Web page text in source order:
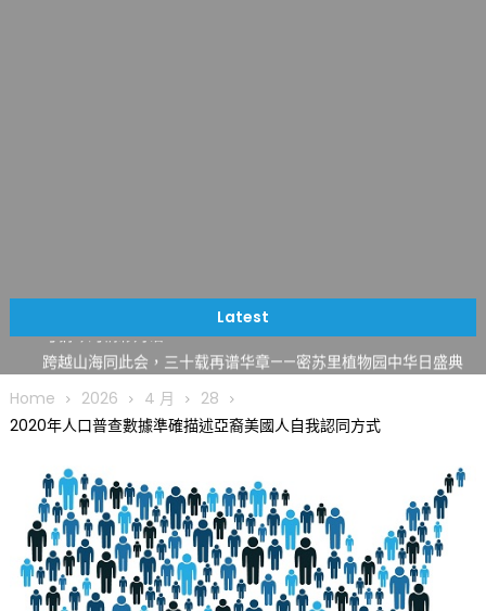
Latest
筝声与琴韵交汇：刘励(Li Statler)与钢琴家Darek演绎一场古筝
跨越山海同此会，三十载再谱华章——密苏里植物园中华日盛典
圆满举行
圣路易龙舟俱乐部5月16日龙舟体验日 邀请各界亲身体验划行乐
趣 + 水上竞速魅力
三十二载跨越时空的相逢
执掌密苏里植物园近四十年 致力推动全球植物多样性研究与中美
合作 Peter Raven 博士逝世 享年89岁
一晃三十年，初夏又相逢。中华日，等你来赴约 —— 密苏里植物
园“中华日三十周年特别报道（五）
筝声与琴韵交汇：刘励(Li Statler)与钢琴家Darek演绎一场古筝
Home 2026 4 月
28
2020年人口普查數據準確描述亞裔美國人自我認同方式